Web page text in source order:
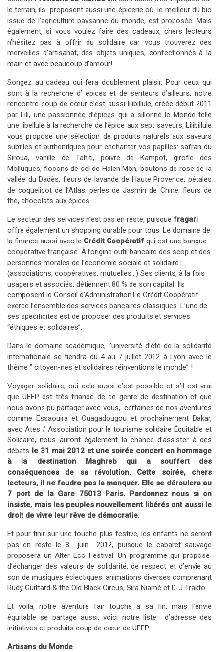
le terrain, ils proposent aussi une épicerie où le meilleur du bio
issue de l’agriculture paysanne du monde, est proposée. Mais
également, si vous voulez faire des cadeaux, chers lecteurs
n’hésitez pas à offrir du solidaire car vous trouverez des
merveilles d’artisanat, des objets uniques, confectionnés à la
main et avec beaucoup d’amour!
Songez au cadeau qui fera doublement plaisir. Pour ceux qui
sont à la recherche d’ épices et de senteurs d’ailleurs, notre
rencontre coup de cœur c’est aussi lilibillule, créée début 2011
par Lili, une passionnée d’épices qui a sillonné le Monde telle
une libellule à la recherche de l’épice aux sept saveurs, Lilibillule
vous propose une sélection de produits naturels aux saveurs
subtiles et authentiques pour enchanter vos papilles: safran du
Siroua, vanille de Tahiti, poivre de Kampot, girofle des
Molluques, flocons de sel de Halen Môn, boutons de rose de la
vallée du Dadès, fleurs de lavande de Haute Provence, pétales
de coquelicot de l’Atlas, perles de Jasmin de Chine, fleurs de
thé, chocolats aux épices…
Le secteur des services n’est pas en reste, puisque fragari
offre également un shopping durable pour tous. Le domaine de
la finance aussi avec le Crédit Coopératif qui est une banque
coopérative française. À l’origine outil bancaire des scop et des
personnes morales de l’économie sociale et solidaire
(associations, coopératives, mutuelles…) Ses clients, à la fois
usagers et associés, détiennent 80 % de son capital. Ils
composent le Conseil d’Administration.Le Crédit Coopératif
exerce l’ensemble des services bancaires classiques. L’une de
ses spécificités est de proposer des produits et services
“éthiques et solidaires”.
Dans le domaine académique, l’université d’été de la solidarité
internationale se tiendra du 4 au 7 juillet 2012 à Lyon avec le
thème ” citoyen-nes et solidaires réinventions le monde” !
Voyager solidaire, oui cela aussi c’est possible et s’il est vrai
que UFFP est très friande de ce genre de destination et que
nous avons pu partager avec vous, certaines de nos aventures
comme Essaouira et Ouagadougou et prochainement Dakar,
avec Ates / Association pour le tourisme solidaire Équitable et
Solidaire, nous auront également la chance d’assister à des
débats le 31 mai 2012 et une soirée concert en hommage
à la destination Maghreb qui a souffert des
conséquences de sa révolution. Cette soirée, chers
lecteurs, il ne faudra pas la manquer. Elle se déroulera au
7 port de la Gare 75013 Paris. Pardonnez nous si on
insiste, mais les peuples nouvellement libérés ont aussi le
droit de vivre leur rêve de démocratie.
Et pour finir sur une touche plus festive, les enfants ne seront
pas en reste le 8 juin 2012, puisque le cabaret sauvage
proposera un Alter Eco Festival. Un programme qui propose
d’échanger des valeurs de solidarité, de respect et d’envie au
son de musiques éclectiques, animations diverses comprenant
Rudy Guittard & the Old Black Circus, Sira Niamé et D-J Trakto.
Et voilà, notre aventure fair touche à sa fin, mais l’envie
équitable se partage aussi, voici notre liste d’adresse des
initiatives et produits coup de cœur de UFFP :
Artisans du Monde